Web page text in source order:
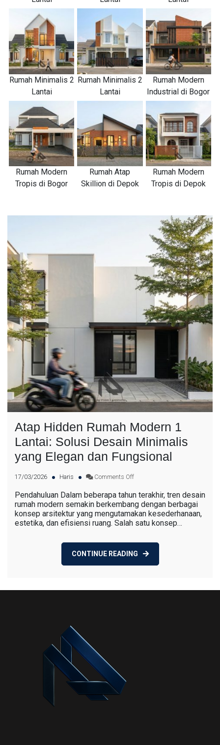
Rumah Minimalis 2
Lantai
Rumah Minimalis 2
Lantai
Rumah Modern
Industrial di Bogor
Rumah Modern
Tropis di Bogor
Rumah Atap
Skillion di Depok
Rumah Modern
Tropis di Depok
Atap Hidden Rumah Modern 1
Lantai: Solusi Desain Minimalis
yang Elegan dan Fungsional
17/03/2026 Haris Comments Off
Pendahuluan Dalam beberapa tahun terakhir, tren desain
rumah modern semakin berkembang dengan berbagai
konsep arsitektur yang mengutamakan kesederhanaan,
estetika, dan efisiensi ruang. Salah satu konsep…
CONTINUE READING